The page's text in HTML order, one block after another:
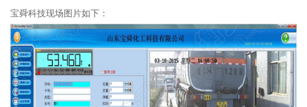
宝舜科技现场图片如下：